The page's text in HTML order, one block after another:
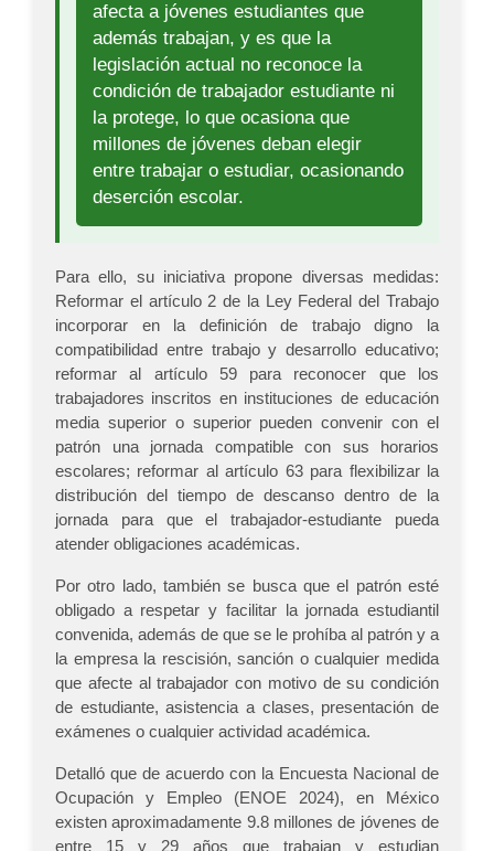
afecta a jóvenes estudiantes que
además trabajan, y es que la
legislación actual no reconoce la
condición de trabajador estudiante ni
la protege, lo que ocasiona que
millones de jóvenes deban elegir
entre trabajar o estudiar, ocasionando
deserción escolar.
Para ello, su iniciativa propone diversas medidas:
Reformar el artículo 2 de la Ley Federal del Trabajo
incorporar en la definición de trabajo digno la
compatibilidad entre trabajo y desarrollo educativo;
reformar al artículo 59 para reconocer que los
trabajadores inscritos en instituciones de educación
media superior o superior pueden convenir con el
patrón una jornada compatible con sus horarios
escolares; reformar al artículo 63 para flexibilizar la
distribución del tiempo de descanso dentro de la
jornada para que el trabajador-estudiante pueda
atender obligaciones académicas.
Por otro lado, también se busca que el patrón esté
obligado a respetar y facilitar la jornada estudiantil
convenida, además de que se le prohíba al patrón y a
la empresa la rescisión, sanción o cualquier medida
que afecte al trabajador con motivo de su condición
de estudiante, asistencia a clases, presentación de
exámenes o cualquier actividad académica.
Detalló que de acuerdo con la Encuesta Nacional de
Ocupación y Empleo (ENOE 2024), en México
existen aproximadamente 9.8 millones de jóvenes de
entre 15 y 29 años que trabajan y estudian